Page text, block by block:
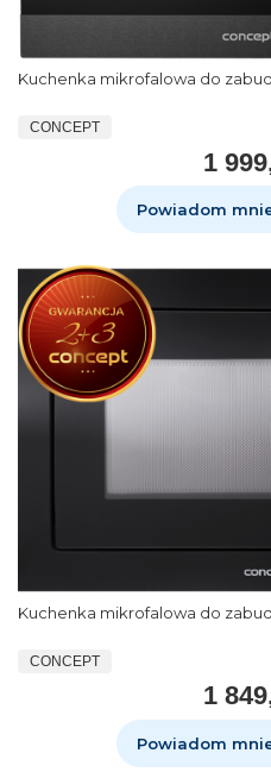
Kuchenka mikrofalowa do
CONCEPT
1
Powiadom
Kuchenka mikrofalowa do
CONCEPT
1
Powiadom